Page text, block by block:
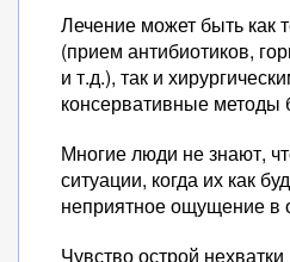
Лечение может быть как
(прием антибиотиков,
и т.д.), так и
консервативные методы
Многие люди не знают,
ситуации, когда их как
неприятное ощущение в
Чувство острой